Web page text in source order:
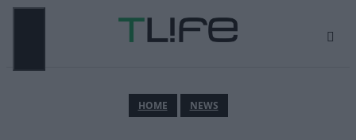
Μετάβαση
ΗΟΜΕ NEWS